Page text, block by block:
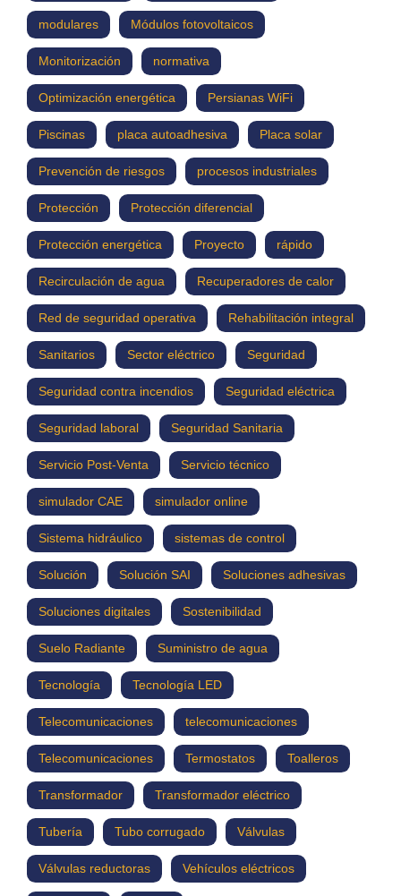
modulares Módulos fotovoltaicos
Monitorización normativa
Optimización energética Persianas WiFi
Piscinas placa autoadhesiva Placa solar
Prevención de riesgos procesos industriales
Protección Protección diferencial
Protección energética Proyecto rápido
Recirculación de agua Recuperadores de calor
Red de seguridad operativa Rehabilitación integral
Sanitarios Sector eléctrico Seguridad
Seguridad contra incendios Seguridad eléctrica
Seguridad laboral Seguridad Sanitaria
Servicio Post-Venta Servicio técnico
simulador CAE simulador online
Sistema hidráulico sistemas de control
Solución Solución SAI Soluciones adhesivas
Soluciones digitales Sostenibilidad
Suelo Radiante Suministro de agua
Tecnología Tecnología LED
Telecomunicaciones telecomunicaciones
Telecomunicaciones Termostatos Toalleros
Transformador Transformador eléctrico
Tubería Tubo corrugado Válvulas
Válvulas reductoras Vehículos eléctricos